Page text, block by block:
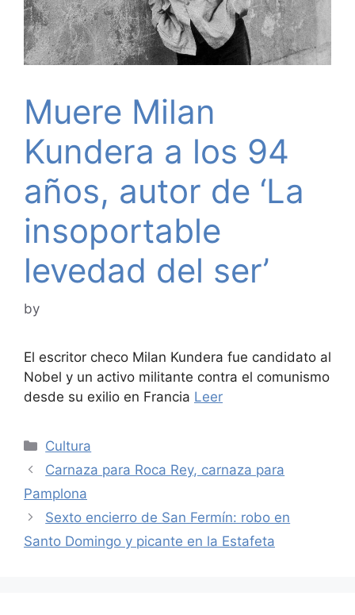
Muere Milan
Kundera a los 94
años, autor de ‘La
insoportable
levedad del ser’
by
El escritor checo Milan Kundera fue candidato al
Nobel y un activo militante contra el comunismo
desde su exilio en Francia Leer
Categories
Cultura
Carnaza para Roca Rey, carnaza para
Pamplona
Sexto encierro de San Fermín: robo en
Santo Domingo y picante en la Estafeta